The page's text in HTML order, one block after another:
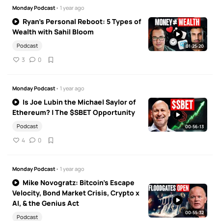
Monday Podcast• 1 year ago
Ryan's Personal Reboot: 5 Types of
Wealth with Sahil Bloom
Podcast
3 0
01:25:20
Monday Podcast• 1 year ago
Is Joe Lubin the Michael Saylor of
Ethereum? | The $SBET Opportunity
Podcast
4 0
00:56:13
Monday Podcast• 1 year ago
Mike Novogratz: Bitcoin’s Escape
Velocity, Bond Market Crisis, Crypto x
AI, & the Genius Act
Podcast
00:55:32